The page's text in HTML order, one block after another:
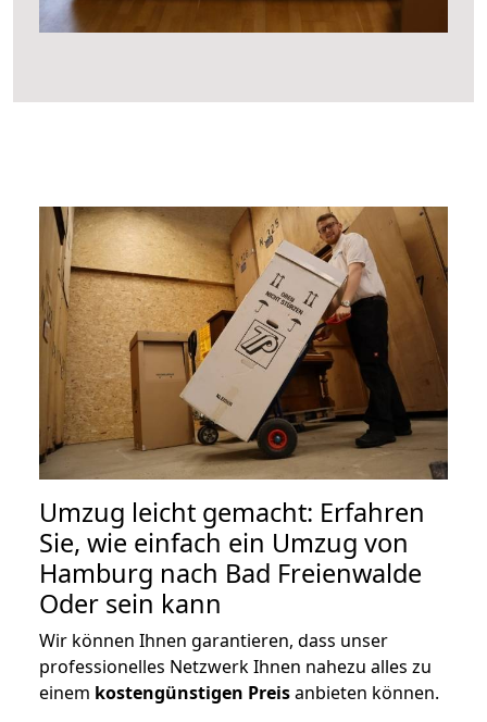
Umzug leicht gemacht: Erfahren
Sie, wie einfach ein Umzug von
Hamburg nach Bad Freienwalde
Oder sein kann
Wir können Ihnen garantieren, dass unser
professionelles Netzwerk Ihnen nahezu alles zu
einem kostengünstigen Preisanbieten können.